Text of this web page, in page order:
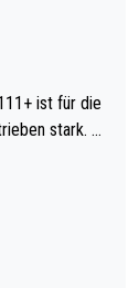
stark. U